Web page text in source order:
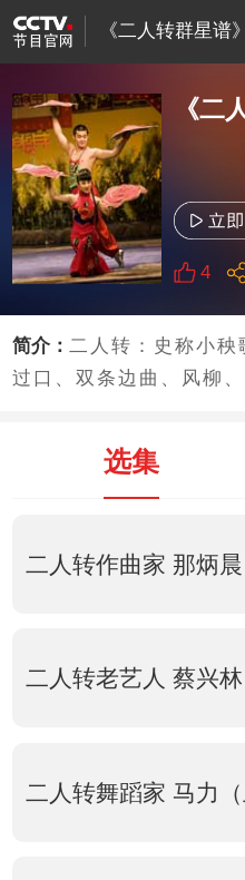
《二人转群星谱》
《二
4
简介：二人转：史称小秧
过口、双条边曲、风柳
选集
二人转作曲家 那炳晨
二人转老艺人 蔡兴林
二人转舞蹈家 马力（